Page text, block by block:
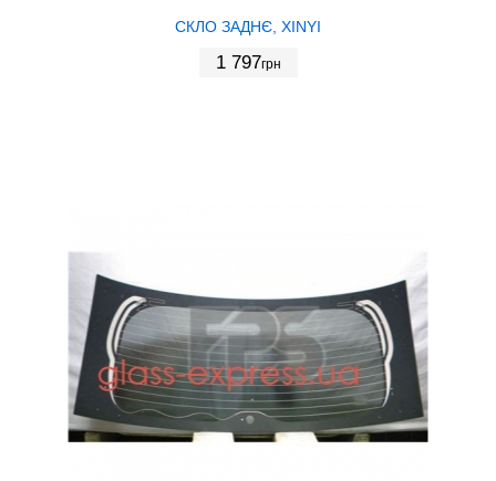
СКЛО ЗАДНЄ, XINYI
1 797грн